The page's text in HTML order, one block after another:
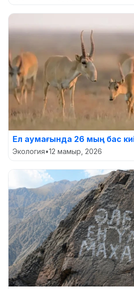
Ел аумағында 26 мың бас
Экология•12 мамыр, 2026